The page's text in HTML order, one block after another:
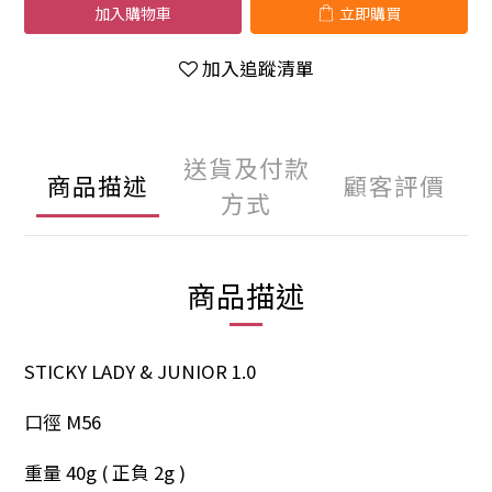
加入購物車 立即購買
加入追蹤清單
商品描述
送貨及付款
方式
顧客評價
商品描述
STICKY LADY & JUNIOR 1.0
口徑 M56
重量 40g ( 正負 2g )